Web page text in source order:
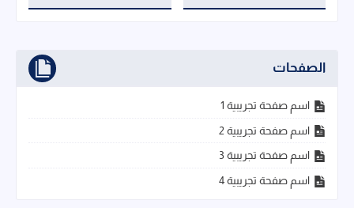
الصفحات
اسم صفحة تجريبية 1
اسم صفحة تجريبية 2
اسم صفحة تجريبية 3
اسم صفحة تجريبية 4